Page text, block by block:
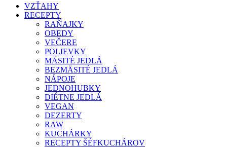
VZŤAHY
RECEPTY
RAŇAJKY
OBEDY
VEČERE
POLIEVKY
MÄSITÉ JEDLÁ
BEZMÄSITÉ JEDLÁ
NÁPOJE
JEDNOHUBKY
DIÉTNE JEDLÁ
VEGAN
DEZERTY
RAW
KUCHÁRKY
RECEPTY ŠÉFKUCHÁROV